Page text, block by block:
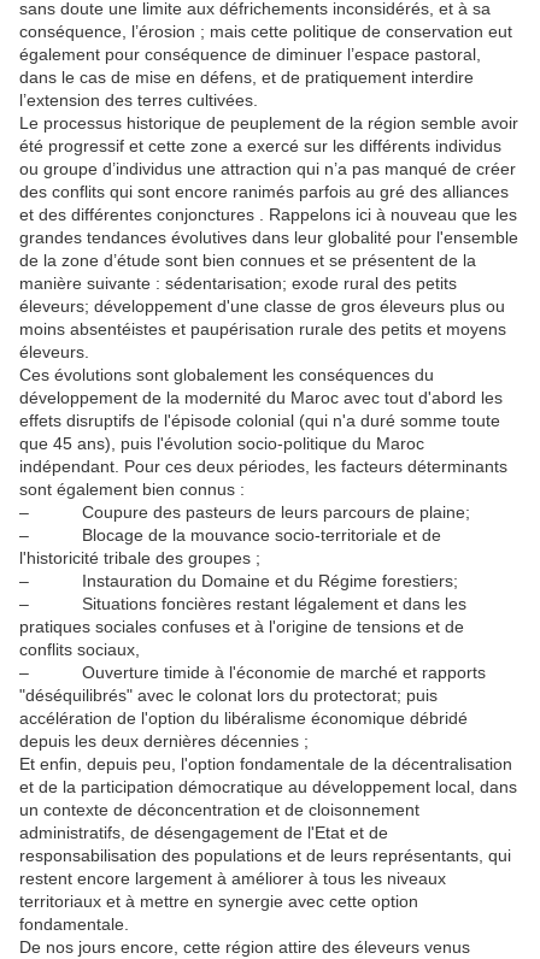
sans doute une limite aux défrichements inconsidérés, et à sa
conséquence, l’érosion ; mais cette politique de conservation eut
également pour conséquence de diminuer l’espace pastoral,
dans le cas de mise en défens, et de pratiquement interdire
l’extension des terres cultivées.
Le processus historique de peuplement de la région semble avoir
été progressif et cette zone a exercé sur les différents individus
ou groupe d’individus une attraction qui n’a pas manqué de créer
des conflits qui sont encore ranimés parfois au gré des alliances
et des différentes conjonctures . Rappelons ici à nouveau que les
grandes tendances évolutives dans leur globalité pour l'ensemble
de la zone d’étude sont bien connues et se présentent de la
manière suivante : sédentarisation; exode rural des petits
éleveurs; développement d'une classe de gros éleveurs plus ou
moins absentéistes et paupérisation rurale des petits et moyens
éleveurs.
Ces évolutions sont globalement les conséquences du
développement de la modernité du Maroc avec tout d'abord les
effets disruptifs de l'épisode colonial (qui n'a duré somme toute
que 45 ans), puis l'évolution socio-politique du Maroc
indépendant. Pour ces deux périodes, les facteurs déterminants
sont également bien connus :
– Coupure des pasteurs de leurs parcours de plaine;
– Blocage de la mouvance socio-territoriale et de
l'historicité tribale des groupes ;
– Instauration du Domaine et du Régime forestiers;
– Situations foncières restant légalement et dans les
pratiques sociales confuses et à l'origine de tensions et de
conflits sociaux,
– Ouverture timide à l'économie de marché et rapports
"déséquilibrés" avec le colonat lors du protectorat; puis
accélération de l'option du libéralisme économique débridé
depuis les deux dernières décennies ;
Et enfin, depuis peu, l'option fondamentale de la décentralisation
et de la participation démocratique au développement local, dans
un contexte de déconcentration et de cloisonnement
administratifs, de désengagement de l'Etat et de
responsabilisation des populations et de leurs représentants, qui
restent encore largement à améliorer à tous les niveaux
territoriaux et à mettre en synergie avec cette option
fondamentale.
De nos jours encore, cette région attire des éleveurs venus